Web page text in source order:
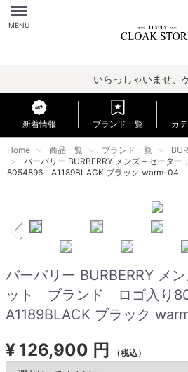
Menu
MENU
いらっしゃいませ、
新着情報 ブランド一覧 カ
Home 商品一覧 ブランド一覧
バーバリー BURBERRY メンズ－セータ
8054896 A1189BLACK ブラック warm-04
バーバリー BURBERRY メ
ット ブランド ロゴ入り
A1189BLACK ブラック
¥ 126,900 円 （税込）